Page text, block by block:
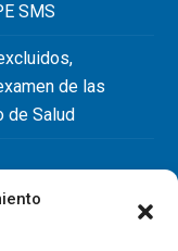
SMS
de las
de Salud